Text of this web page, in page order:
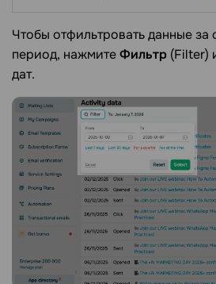
Чтобы отфильтровать данные за
период, нажмитеФильтр (Filter)
дат.